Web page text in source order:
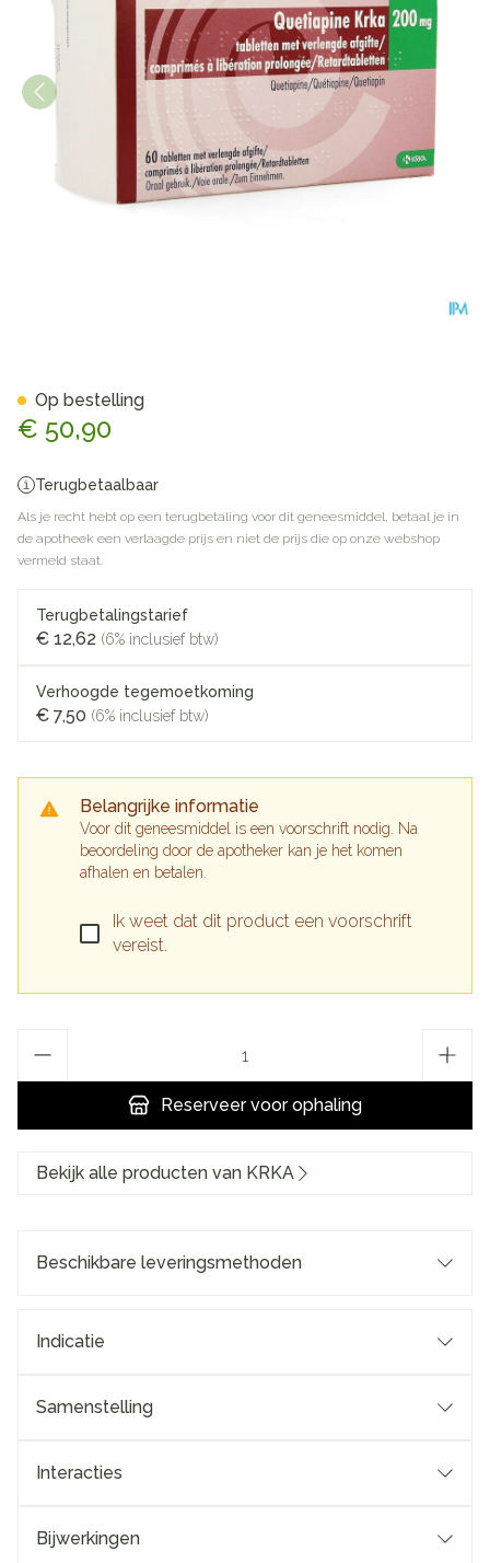
€ 50,90
Terugbetaalbaar
Als je recht hebt op een terugbetaling voor dit geneesmiddel, betaal je in
de apotheek een verlaagde prijs en niet de prijs die op onze webshop
vermeld staat.
Terugbetalingstarief
€ 12,62 (6% inclusief btw)
Verhoogde tegemoetkoming
€ 7,50 (6% inclusief btw)
Belangrijke informatie
Voor dit geneesmiddel is een voorschrift nodig. Na
beoordeling door de apotheker kan je het komen
afhalen en betalen.
Ik weet dat dit product een voorschrift
vereist.
Reserveervoor ophaling
Op bestelling
Bekijk alle producten van KRKA
Beschikbare leveringsmethoden
Indicatie
Samenstelling
Interacties
Bijwerkingen